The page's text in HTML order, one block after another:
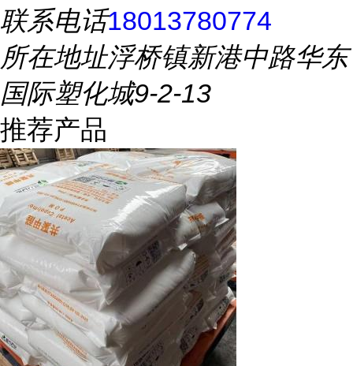
联系电话18013780774
所在地址浮桥镇新港中路华东
国际塑化城9-2-13
推荐产品